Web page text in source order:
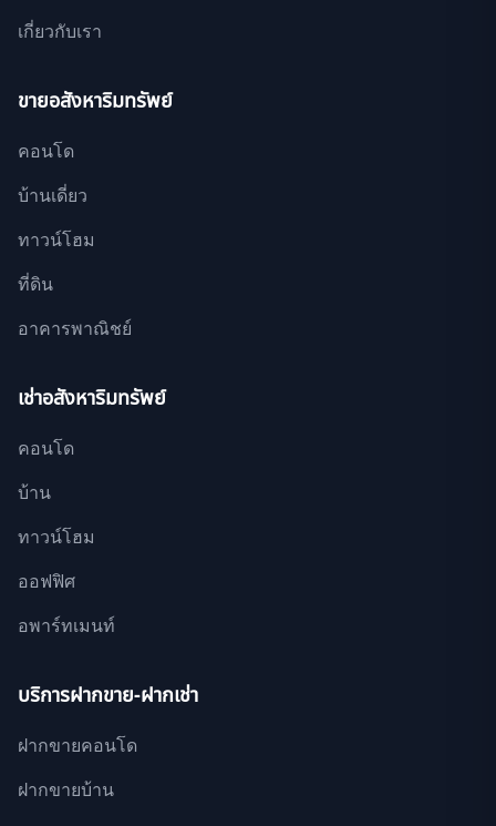
เกี่ยวกับเรา
ขายอสังหาริมทรัพย์
คอนโด
บ้านเดี่ยว
ทาวน์โฮม
ที่ดิน
อาคารพาณิชย์
เช่าอสังหาริมทรัพย์
คอนโด
บ้าน
ทาวน์โฮม
ออฟฟิศ
อพาร์ทเมนท์
บริการฝากขาย-ฝากเช่า
ฝากขายคอนโด
ฝากขายบ้าน